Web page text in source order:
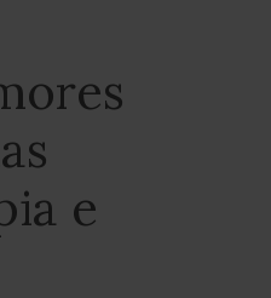
e